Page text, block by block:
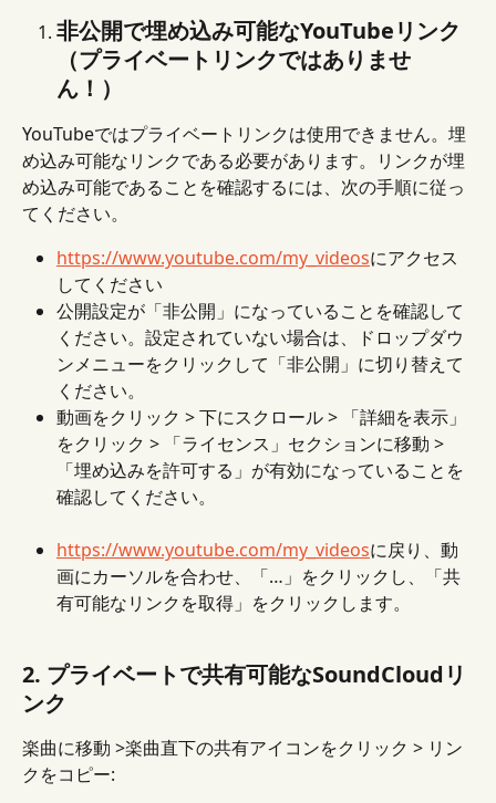
非公開で埋め込み可能なYouTubeリンク
（プライベートリンクではありませ
ん！）
YouTubeではプライベートリンクは使用できません。埋
め込み可能なリンクである必要があります。リンクが埋
め込み可能であることを確認するには、次の手順に従っ
てください。
https://www.youtube.com/my_videosにアクセス
してください
公開設定が「非公開」になっていることを確認して
ください。設定されていない場合は、ドロップダウ
ンメニューをクリックして「非公開」に切り替えて
ください。
動画をクリック > 下にスクロール > 「詳細を表示」
をクリック > 「ライセンス」セクションに移動 >
「埋め込みを許可する」が有効になっていることを
確認してください。
https://www.youtube.com/my_videosに戻り、動
画にカーソルを合わせ、「…」をクリックし、「共
有可能なリンクを取得」をクリックします。
2. プライベートで共有可能なSoundCloudリ
ンク
楽曲に移動 >楽曲直下の共有アイコンをクリック > リン
クをコピー: